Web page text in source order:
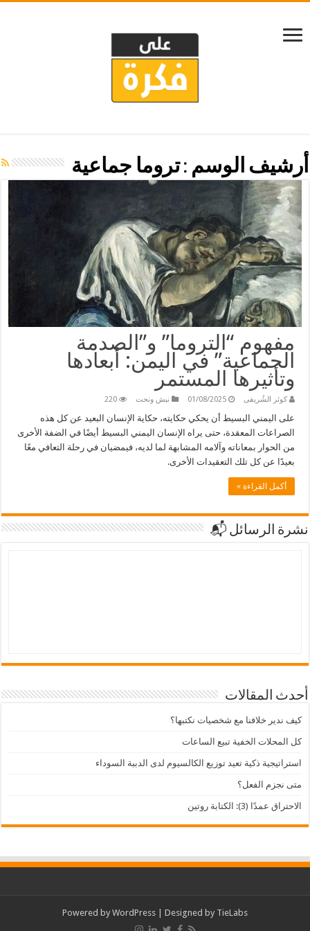
أرشيف الوسم :تروما جماعية
مفهوم “التروما” و”الصدمة
الجماعية” في اليمن: أبعادها
وتأثيرها المستمر
كوثر الشُريفى 01/08/2025 نبش ونحت 220
على اليمني البسيط أن يحكي حكايته، حكاية الإنسان البعيد عن كل هذه
الصراعات المعقدة، حتى يراه الإنسان اليمني البسيط أيضًا في الضفة الأخرى
من الحوار بمعاناته وآلامه المشابهة لما لديه، فيمضيان في رحلة التعافي معًا
بعيدًا عن كل تلك التعقيدات الأخرى.
أكمل القراءة »
نشرة الرسائل 📬
أحدث المقالات
كيف ندير خلافنا مع شخصيات نكتبها؟
كل المحلات الخفية تبيع الساعات
استراتيجية ذكية تعيد توزيع الكالسيوم لدى الدببة السوداء
متى نجزم الفعل؟
الاحتراق عمدًا (3): الكتابة روتين
Powered by WordPress | Designed by TieLabs